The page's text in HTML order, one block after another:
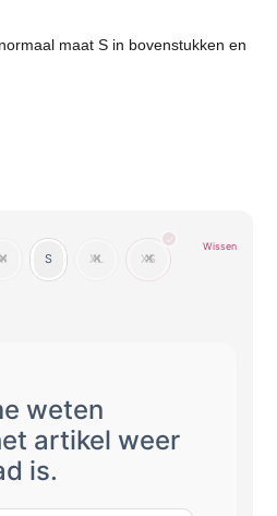
maat S in bovenstukken en
M S XL XS
Wissen
weten
artikel weer
is.